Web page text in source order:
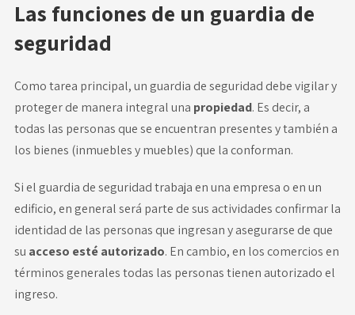
Las funciones de un guardia de
seguridad
Como tarea principal, un guardia de seguridad debe vigilar y
proteger de manera integral una propiedad. Es decir, a
todas las personas que se encuentran presentes y también a
los bienes (inmuebles y muebles) que la conforman.
Si el guardia de seguridad trabaja en una empresa o en un
edificio, en general será parte de sus actividades confirmar la
identidad de las personas que ingresan y asegurarse de que
su acceso esté autorizado. En cambio, en los comercios en
términos generales todas las personas tienen autorizado el
ingreso.